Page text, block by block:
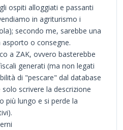
ospiti alloggiati e passanti
in agriturismo i
secondo me, sarebbe una
asporto o consegne.
a ZAK, ovvero basterebbe
generati (ma non legati
di "pescare" dal database
scrivere la descrizione
più lungo e si perde la